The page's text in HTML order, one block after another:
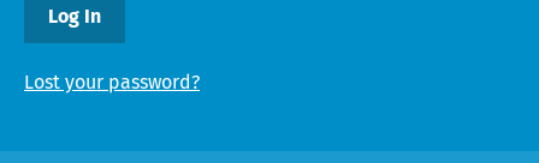
Lost your password?